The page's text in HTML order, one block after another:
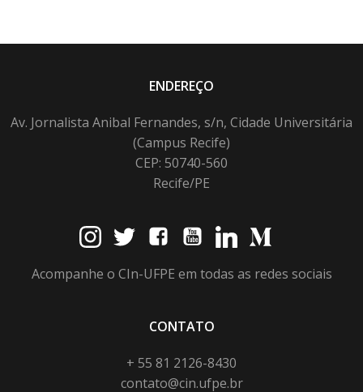
ENDEREÇO
Av. Jornalista Anibal Fernandes, s/n, Cidade Universitária
(Campus Recife)
CEP: 50740-560
Recife/PE
Acompanhe o CIn-UFPE em todas as redes sociais
CONTATO
+ 55 81 2126-8430
contato@cin.ufpe.br